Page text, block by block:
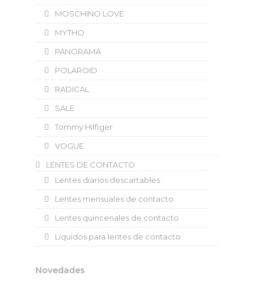
MOSCHINO LOVE
MYTHO
PANORAMA
POLAROID
RADICAL
SALE
Tommy Hilfiger
VOGUE
LENTES DE CONTACTO
Lentes diarios descartables
Lentes mensuales de contacto
Lentes quincenales de contacto
Líquidos para lentes de contacto
Novedades